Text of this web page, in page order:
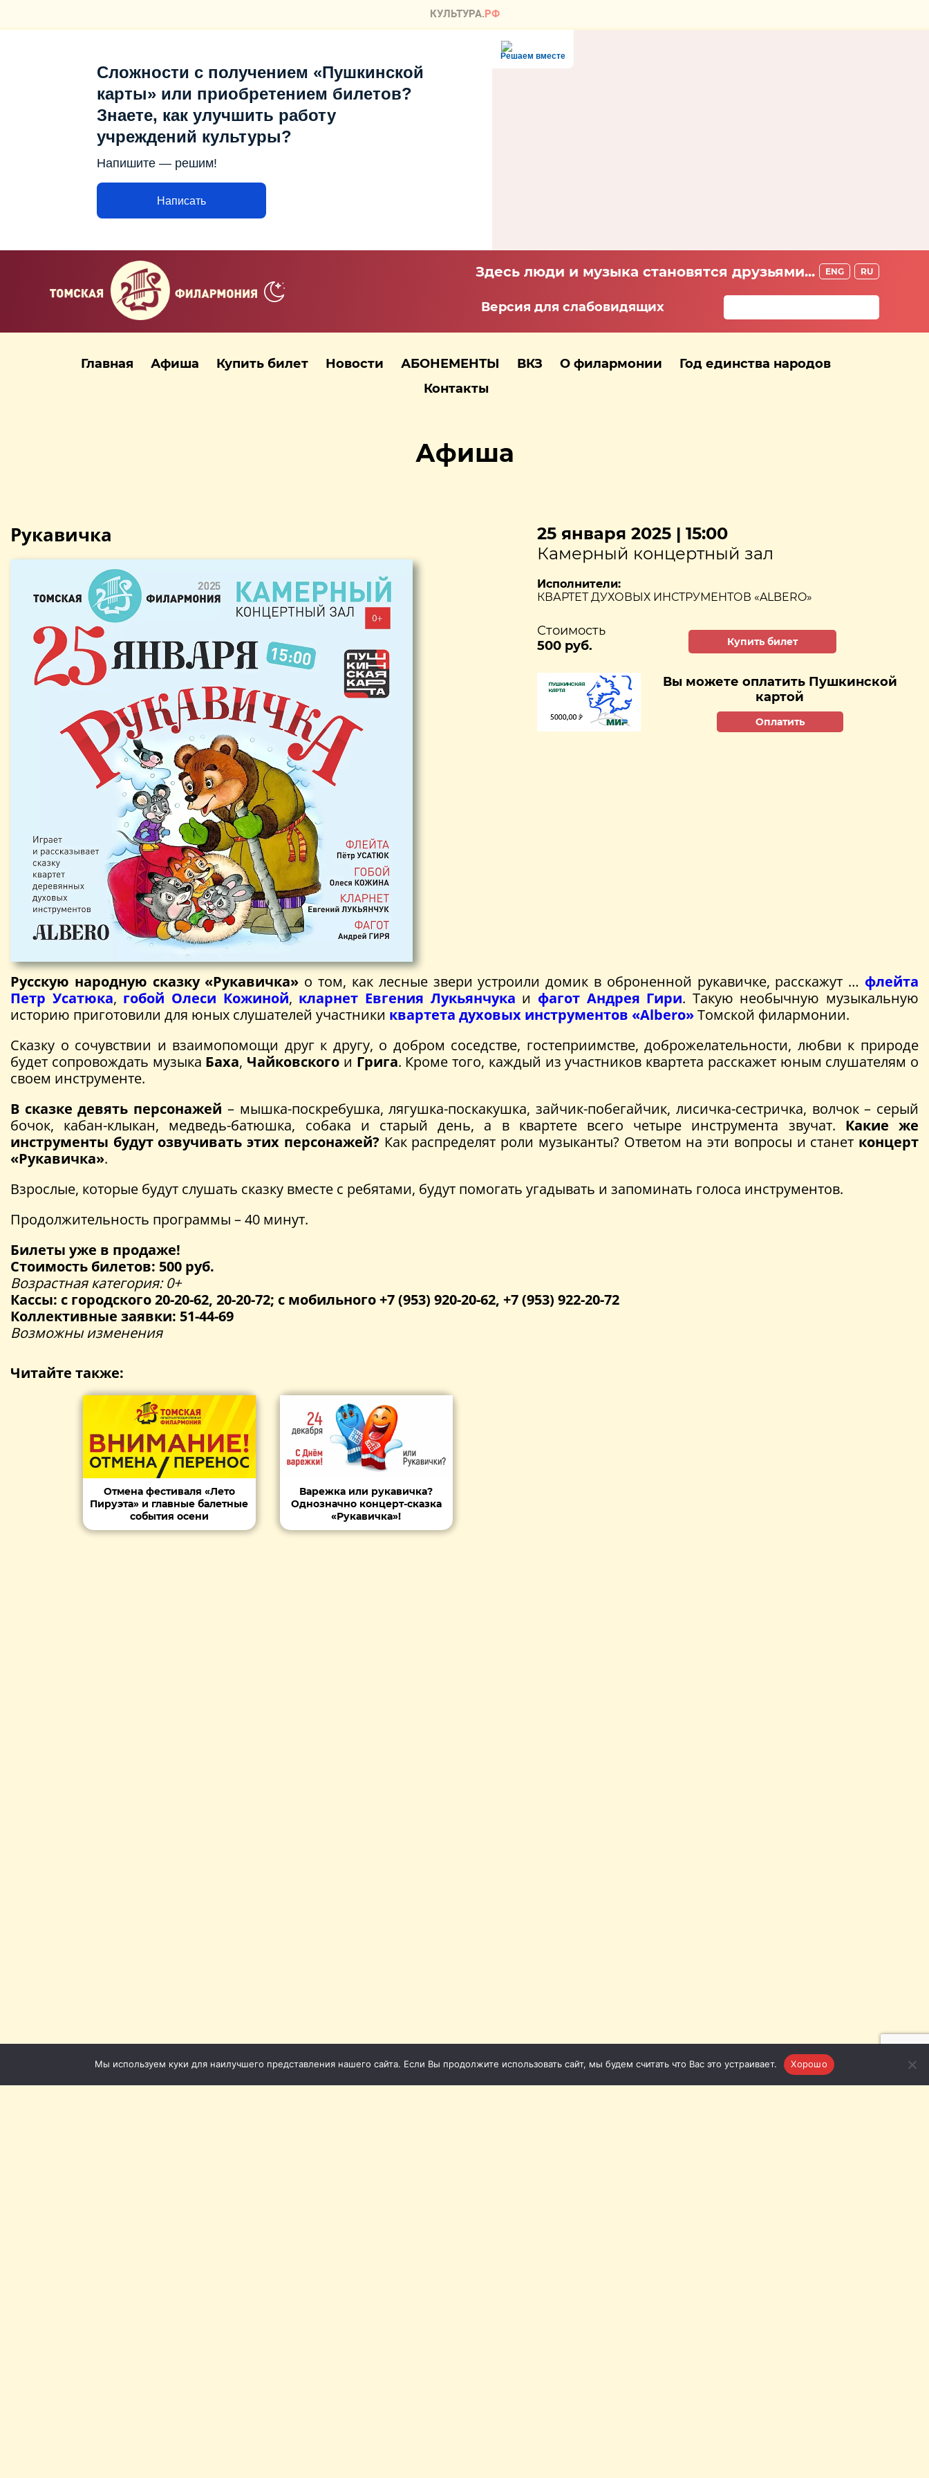
Решаем вместе
Сложности с получением «Пушкинской
карты» или приобретением билетов?
Знаете, как улучшить работу
учреждений культуры?
Напишите — решим!
Написать
Здесь люди и музыка становятся друзьями... ENG RU
Версия для слабовидящих
Главная Афиша Купить билет Новости АБОНЕМЕНТЫ ВКЗ О филармонии
Год единства народов
Контакты
Афиша
Рукавичка
25 января 2025 | 15:00
Камерный концертный зал
Исполнители:
КВАРТЕТ ДУХОВЫХ ИНСТРУМЕНТОВ «ALBERO»
Стоимость
500 руб.
Купить билет
Вы можете оплатить Пушкинской
картой
Оплатить
Русскую народную сказку «Рукавичка» о том, как лесные звери устроили домик в оброненной рукавичке, расскажут … флейта
Петр Усатюка, гобой Олеси Кожиной, кларнет Евгения Лукьянчука и фагот Андрея Гири. Такую необычную музыкальную
историю приготовили для юных слушателей участники квартета духовых инструментов «Albero»Томской филармонии.
Сказку о сочувствии и взаимопомощи друг к другу, о добром соседстве, гостеприимстве, доброжелательности, любви к природе
будет сопровождать музыка Баха, Чайковского и Грига. Кроме того, каждый из участников квартета расскажет юным слушателям о
своем инструменте.
В сказке девять персонажей – мышка-поскребушка, лягушка-поскакушка, зайчик-побегайчик, лисичка-сестричка, волчок – серый
бочок, кабан-клыкан, медведь-батюшка, собака и старый день, а в квартете всего четыре инструмента звучат. Какие же
инструменты будут озвучивать этих персонажей? Как распределят роли музыканты? Ответом на эти вопросы и станет концерт
«Рукавичка».
Взрослые, которые будут слушать сказку вместе с ребятами, будут помогать угадывать и запоминать голоса инструментов.
Продолжительность программы – 40 минут.
Билеты уже в продаже!
Стоимость билетов: 500 руб.
Возрастная категория: 0+
Кассы: с городского 20-20-62, 20-20-72; с мобильного +7 (953) 920-20-62, +7 (953) 922-20-72
Коллективные заявки: 51-44-69
Возможны изменения
Читайте также:
Отмена фестиваля «Лето
Пируэта» и главные балетные
события осени
Варежка или рукавичка?
Однозначно концерт-сказка
«Рукавичка»!
Мы используем куки для наилучшего представления нашего сайта. Если Вы продолжите использовать сайт, мы будем считать что Вас это устраивает. Хорошо